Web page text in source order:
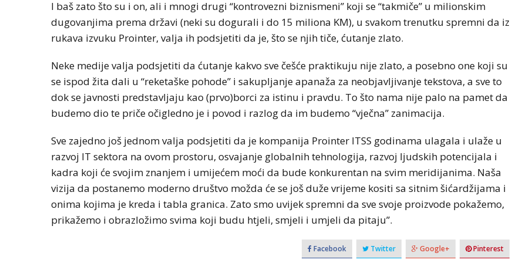
I baš zato što su i on, ali i mnogi drugi “kontrovezni biznismeni” koji se “takmiče” u milionskim
dugovanjima prema državi (neki su dogurali i do 15 miliona KM), u svakom trenutku spremni da iz
rukava izvuku Prointer, valja ih podsjetiti da je, što se njih tiče, ćutanje zlato.
Neke medije valja podsjetiti da ćutanje kakvo sve češće praktikuju nije zlato, a posebno one koji su
se ispod žita dali u “reketaške pohode” i sakupljanje apanaža za neobjavljivanje tekstova, a sve to
dok se javnosti predstavljaju kao (prvo)borci za istinu i pravdu. To što nama nije palo na pamet da
budemo dio te priče očigledno je i povod i razlog da im budemo “vječna” zanimacija.
Sve zajedno još jednom valja podsjetiti da je kompanija Prointer ITSS godinama ulagala i ulaže u
razvoj IT sektora na ovom prostoru, osvajanje globalnih tehnologija, razvoj ljudskih potencijala i
kadra koji će svojim znanjem i umijećem moći da bude konkurentan na svim meridijanima. Naša
vizija da postanemo moderno društvo možda će se još duže vrijeme kositi sa sitnim šićardžijama i
onima kojima je kreda i tabla granica. Zato smo uvijek spremni da sve svoje proizvode pokažemo,
prikažemo i obrazložimo svima koji budu htjeli, smjeli i umjeli da pitaju”.
Facebook Twitter Google+ Pinterest
BIZNIS
Energetski problemi zbog
niskog vodostaja Dunava
Svjetske cijene hrane
ponovo porasle, evo i šta je
najviše poskupjelo